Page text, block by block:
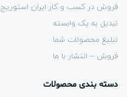
فروش در کسب و کار ایران استوریج
تبدیل به یک وابسته
تبلیغ محصولات شما
فروش – انتشار با ما
دسته بندی محصولات